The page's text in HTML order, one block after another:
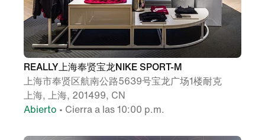
REALLY上海奉贤宝龙NIKE SPORT-M
上海市奉贤区航南公路5639号宝龙广场1楼耐克
上海, 上海, 201499, CN
Abierto • Cierra a las 10:00 p.m.